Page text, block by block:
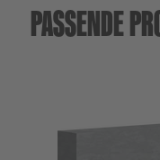
PASSENDE